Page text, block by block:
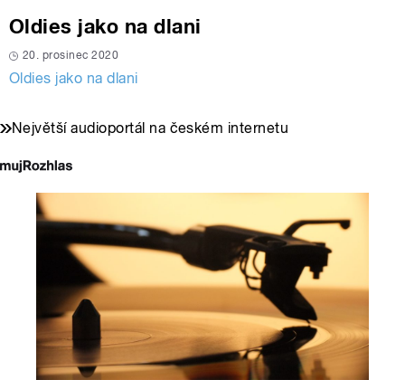
Oldies jako na dlani
20. prosinec 2020
Oldies jako na dlani
Největší audioportál na českém internetu